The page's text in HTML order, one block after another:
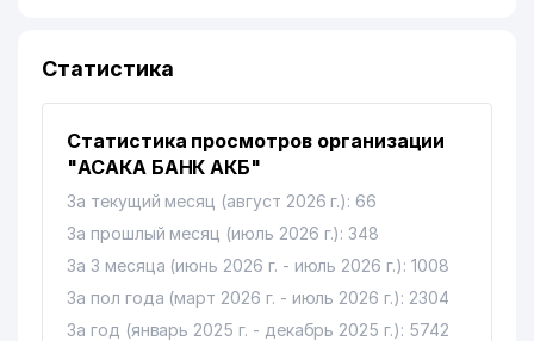
Статистика
Статистика просмотров организации
"АСАКА БАНК АКБ"
За текущий месяц (август 2026 г.): 66
За прошлый месяц (июль 2026 г.): 348
За 3 месяца (июнь 2026 г. - июль 2026 г.): 1008
За пол года (март 2026 г. - июль 2026 г.): 2304
За год (январь 2025 г. - декабрь 2025 г.): 5742